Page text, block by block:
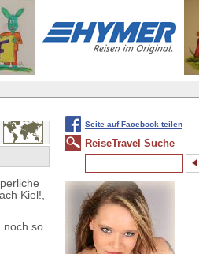
Kiel!,
noch so
Seite auf Facebook teilen
ReiseTravel Suche